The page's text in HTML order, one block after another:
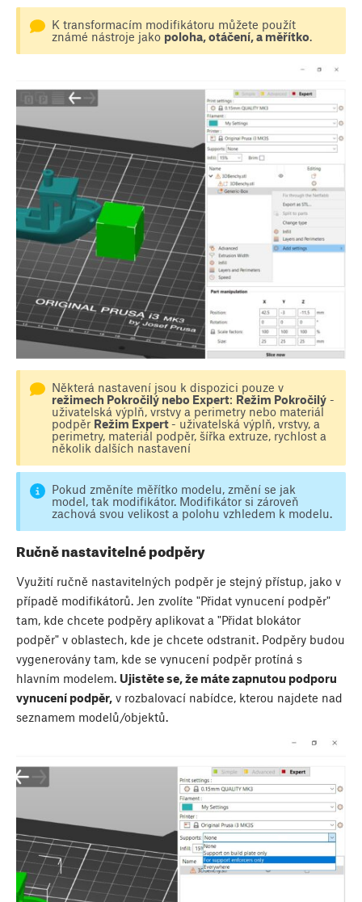
K transformacím modifikátoru můžete použít
známé nástroje jako poloha, otáčení, a měřítko.
Některá nastavení jsou k dispozici pouze v
režimech Pokročilý nebo Expert: Režim Pokročilý-
uživatelská výplň, vrstvy a perimetry nebo materiál
podpěr Režim Expert- uživatelská výplň, vrstvy, a
perimetry, materiál podpěr, šířka extruze, rychlost a
několik dalších nastavení
Pokud změníte měřítko modelu, změní se jak
model, tak modifikátor. Modifikátor si zároveň
zachová svou velikost a polohu vzhledem k modelu.
Ručně nastavitelné podpěry
Využití ručně nastavitelných podpěr je stejný přístup, jako v
případě modifikátorů. Jen zvolíte "Přidat vynucení podpěr"
tam, kde chcete podpěry aplikovat a "Přidat blokátor
podpěr" v oblastech, kde je chcete odstranit. Podpěry budou
vygenerovány tam, kde se vynucení podpěr protíná s
hlavním modelem. Ujistěte se, že máte zapnutou podporu
vynucení podpěr, v rozbalovací nabídce, kterou najdete nad
seznamem modelů/objektů.